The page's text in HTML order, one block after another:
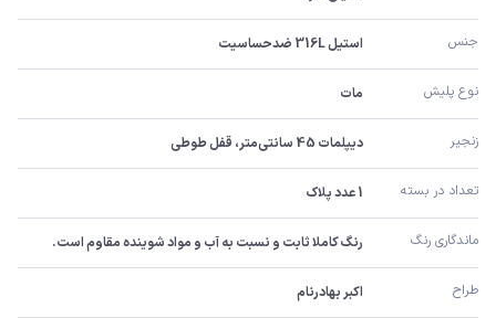
جنس استیل 316L ضدحساسیت
نوع پلیش مات
زنجیر دیپلمات 45 سانتی‌متر، قفل طوطی
تعداد در بسته 1 عدد پلاک
ماندگاری رنگ رنگ کاملا ثابت و نسبت به آب و مواد شوینده مقاوم است.
طراح اکبر بهادرنام